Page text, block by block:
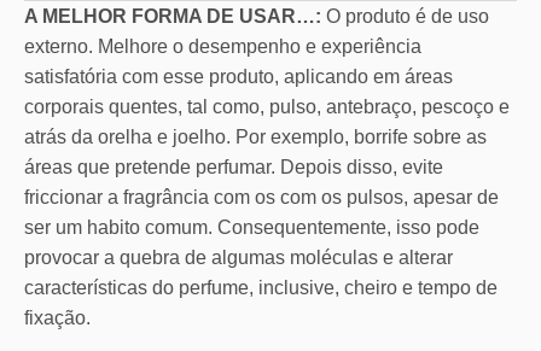
A MELHOR FORMA DE USAR…: O produto é de uso
externo. Melhore o desempenho e experiência
satisfatória com esse produto, aplicando em áreas
corporais quentes, tal como, pulso, antebraço, pescoço e
atrás da orelha e joelho. Por exemplo, borrife sobre as
áreas que pretende perfumar. Depois disso, evite
friccionar a fragrância com os com os pulsos, apesar de
ser um habito comum. Consequentemente, isso pode
provocar a quebra de algumas moléculas e alterar
características do perfume, inclusive, cheiro e tempo de
fixação.